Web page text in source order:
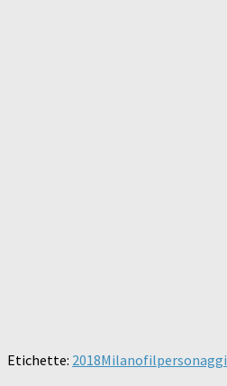
Etichette: 2018Milanofilpersonaggi